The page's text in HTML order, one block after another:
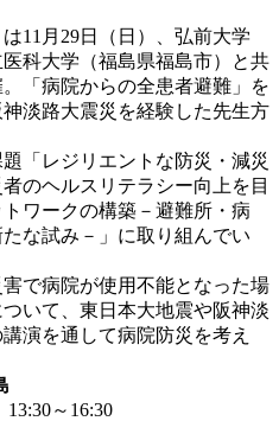
11月29日（日）、弘前大学
科大学（福島県福島市）と共
「病院からの全患者避難」を
淡路大震災を経験した先生方
「レジリエントな防災・減災
のヘルスリテラシー向上を目
ワークの構築－避難所・病
な試み－」に取り組んでい
で病院が使用不能となった場
いて、東日本大地震や阪神淡
演を通して病院防災を考え
～16:30